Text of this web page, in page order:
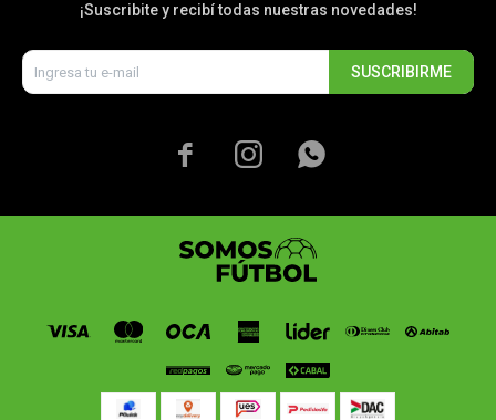
¡Suscribite y recibí todas nuestras novedades!
SUSCRIBIRME
  